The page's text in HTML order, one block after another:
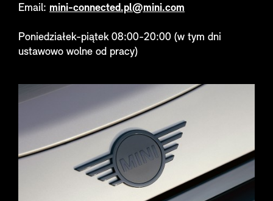
Email: mini-connected.pl@mini.com
Poniedziałek-piątek 08:00-20:00 (w tym dni
ustawowo wolne od pracy)